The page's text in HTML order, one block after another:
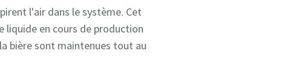
l'air dans le système. Cet
liquide en cours de production
bière sont maintenues tout au